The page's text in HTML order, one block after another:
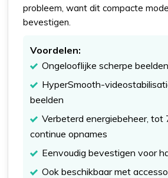
probleem, want dit compacte
bevestigen.
Voordelen:
Ongelooflijke scherpe
HyperSmooth-
beelden
Verbeterd energiebeheer, tot
continue opnames
Eenvoudig bevestigen voor
Ook beschikbaar met